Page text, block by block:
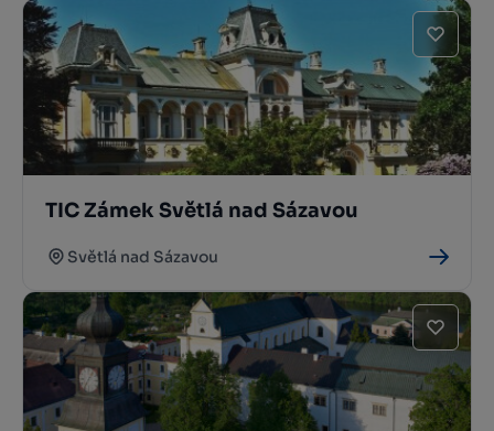
TIC Zámek Světlá nad Sázavou
Světlá nad Sázavou